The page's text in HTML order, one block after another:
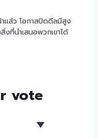
แล้ว โอกาสปิดดีลมีสูง
งที่นำเสนอพวกเขาได้
vote